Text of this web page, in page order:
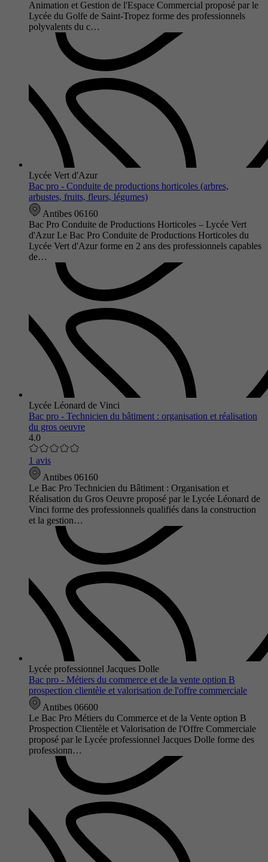
Animation et Gestion de l'Espace Commercial proposé par le
Lycée du Golfe de Saint-Tropez forme des professionnels
polyvalents du c…
Lycée Vert d'Azur
Bac pro - Conduite de productions horticoles (arbres,
arbustes, fruits, fleurs, légumes)
Antibes 06160
Bac Pro Conduite de Productions Horticoles – Lycée Vert
d'Azur Le Bac Pro Conduite de Productions Horticoles du
Lycée Vert d'Azur forme en 2 ans des professionnels capables
de…
Lycée Léonard de Vinci
Bac pro - Technicien du bâtiment : organisation et réalisation
du gros oeuvre
4.0
1 avis
Antibes 06160
Le Bac Pro Technicien du Bâtiment : Organisation et
Réalisation du Gros Oeuvre proposé par le Lycée Léonard de
Vinci forme des professionnels qualifiés dans la construction
et la gestion…
Lycée professionnel Jacques Dolle
Bac pro - Métiers du commerce et de la vente option B
prospection clientèle et valorisation de l'offre commerciale
Antibes 06600
Le Bac Pro Métiers du Commerce et de la Vente option B
Prospection Clientèle et Valorisation de l'Offre Commerciale
proposé par le Lycée professionnel Jacques Dolle forme des
professionn…